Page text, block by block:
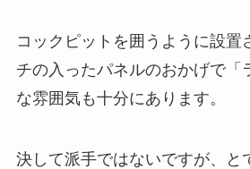
コックピットを囲うように設置
チの入ったパネルのおかげで「
な雰囲気も十分にあります。
決して派手ではないですが、と